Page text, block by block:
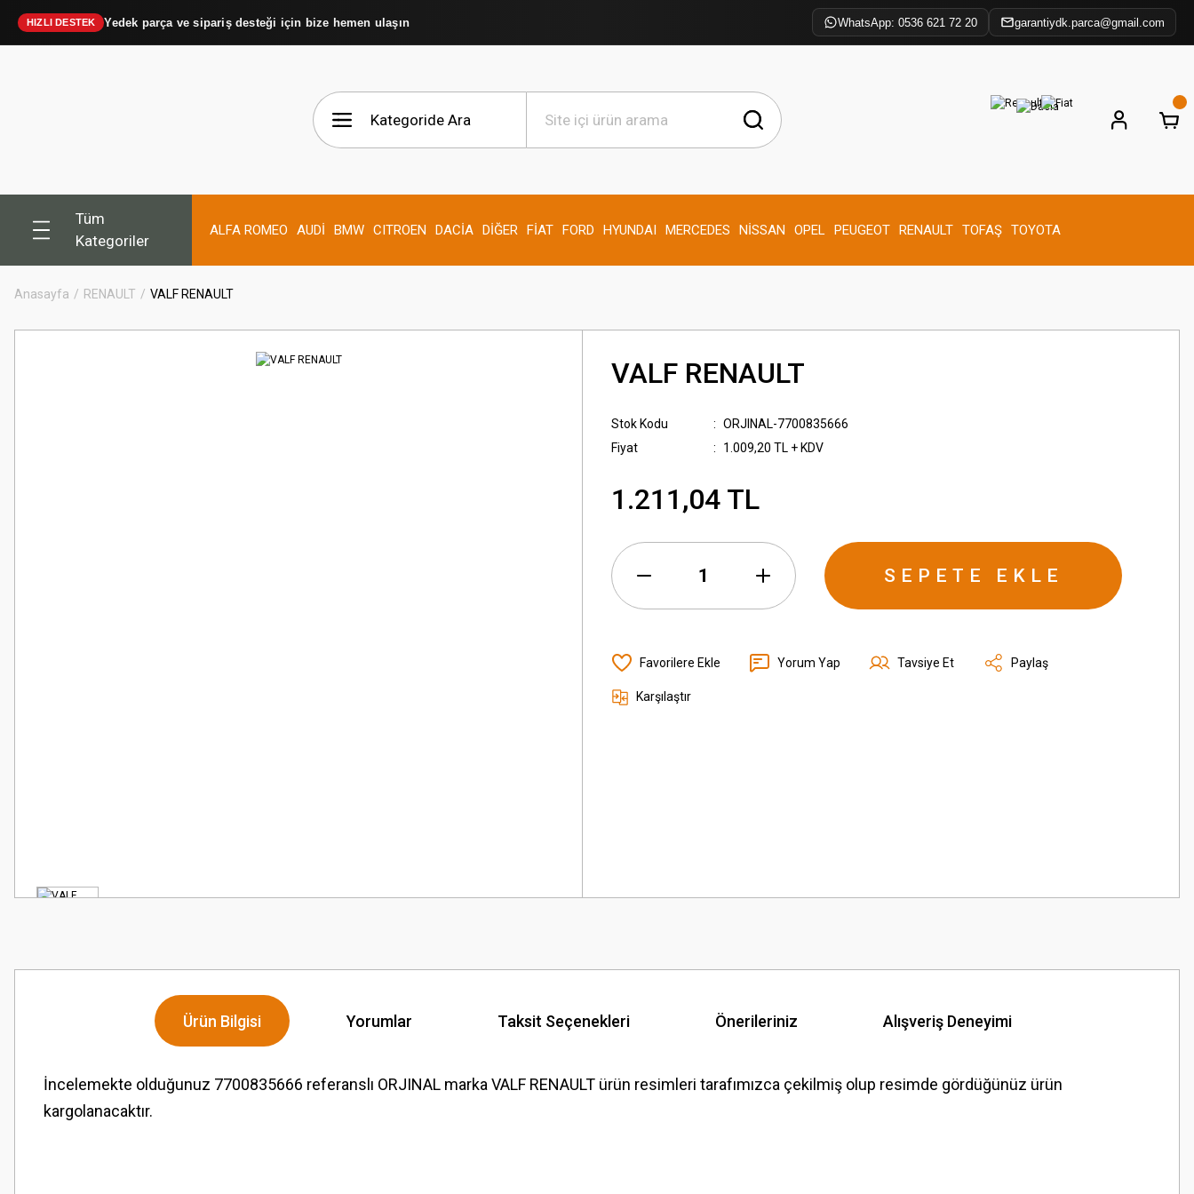
HIZLI DESTEK Yedek parça ve sipariş desteği için bize hemen ulaşın WhatsApp: 0536 621 72 20 garantiydk.parca@gmail.com
Tüm
Kategoriler
ALFA ROMEO AUDİ BMW CITROEN DACİA DİĞER FİAT FORD HYUNDAI MERCEDES NİSSAN OPEL PEUGEOT RENAULT TOFAŞ TOYOTA
Anasayfa RENAULT VALF RENAULT
VALF RENAULT
Stok Kodu
ORJINAL-7700835666
Fiyat
1.009,20 TL + KDV
1.211,04 TL
SEPETE EKLE
Yorum Yap Tavsiye Et Paylaş
Karşılaştır
Ürün Bilgisi Yorumlar Taksit Seçenekleri Önerileriniz Alışveriş Deneyimi
İncelemekte olduğunuz 7700835666 referanslı ORJINAL marka VALF RENAULT ürün resimleri tarafımızca çekilmiş olup resimde gördüğünüz ürün
kargolanacaktır.